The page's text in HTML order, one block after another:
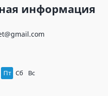
информация
Пт Сб Вс